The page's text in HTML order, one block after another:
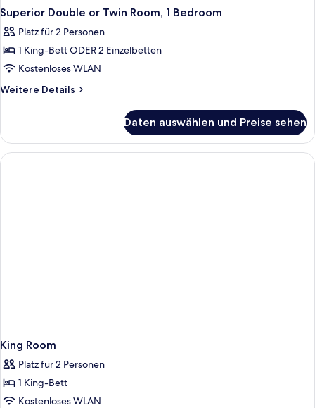
Superior Double or Twin Room, 1 Bedroom
Platz für 2 Personen
1 King-Bett ODER 2 Einzelbetten
Kostenloses WLAN
Weitere Details
Weitere
Double
or
Twin
Daten auswählen und Preise sehen
King Room
Platz für 2 Personen
1 King-Bett
Kostenloses WLAN